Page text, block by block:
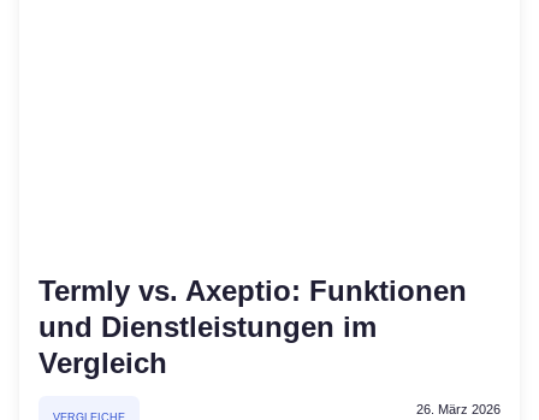
Termly vs. Axeptio: Funktionen
und Dienstleistungen im
Vergleich
VERGLEICHE
26. März 2026